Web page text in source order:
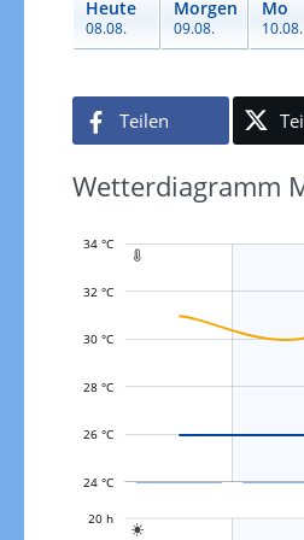
Heute
08.08.
Morgen
09.08.
Mo
10.08.
Teilen
Wetterdiagramm

24 °C
26 °C
28 °C
30 °C
32 °C
34 °C

20 h